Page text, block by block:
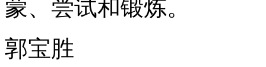
蒙、尝试和锻炼。
郭宝胜